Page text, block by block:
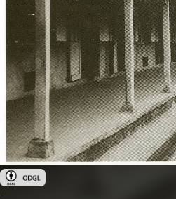
政府資料開放授權條款-第1版(OGDL 1.0)